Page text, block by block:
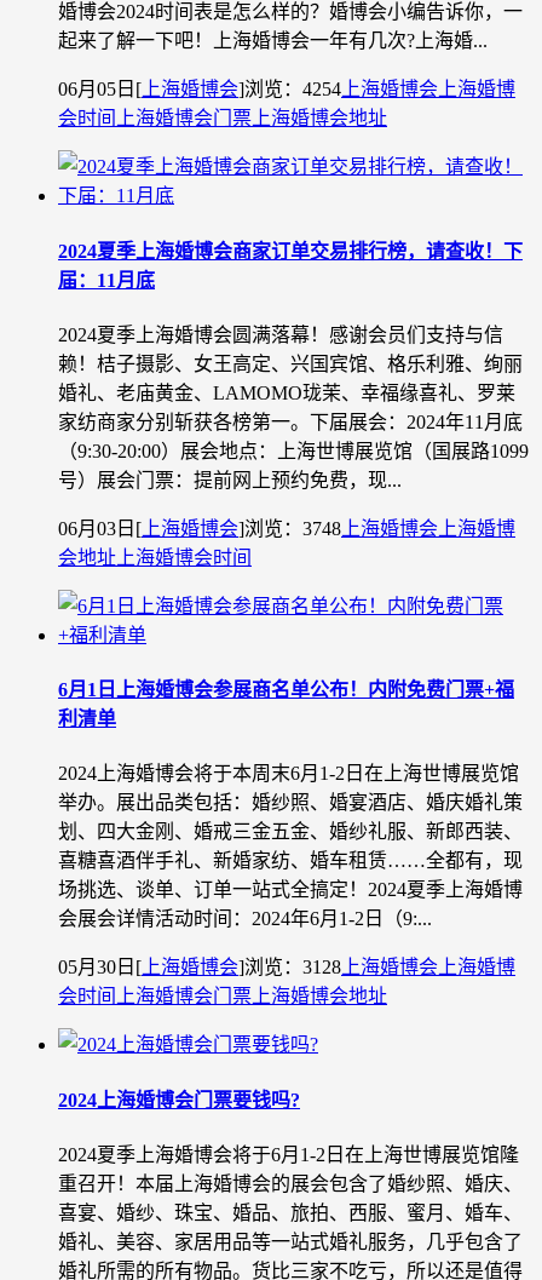
婚博会2024时间表是怎么样的？婚博会小编告诉你，一
起来了解一下吧！上海婚博会一年有几次?上海婚...
06月05日 [ 上海婚博会]浏览：4254 上海婚博会 上海婚博
会时间
上海婚博会门票 上海婚博会地址
2024夏季上海婚博会商家订单交易排行榜，请查收！下
届：11月底
2024夏季上海婚博会圆满落幕！感谢会员们支持与信
赖！桔子摄影、女王高定、兴国宾馆、格乐利雅、绚丽
婚礼、老庙黄金、LAMOMO珑茉、幸福缘喜礼、罗莱
家纺商家分别斩获各榜第一。下届展会：2024年11月底
（9:30-20:00）展会地点：上海世博展览馆（国展路1099
号）展会门票：提前网上预约免费，现...
06月03日 [ 上海婚博会]浏览：3748 上海婚博会 上海婚博
会地址 上海婚博会时间
6月1日上海婚博会参展商名单公布！内附免费门票+福
利清单
2024上海婚博会将于本周末6月1-2日在上海世博展览馆
举办。展出品类包括：婚纱照、婚宴酒店、婚庆婚礼策
划、四大金刚、婚戒三金五金、婚纱礼服、新郎西装、
喜糖喜酒伴手礼、新婚家纺、婚车租赁……全都有，现
场挑选、谈单、订单一站式全搞定！2024夏季上海婚博
会展会详情活动时间：2024年6月1-2日（9:...
05月30日 [ 上海婚博会]浏览：3128 上海婚博会 上海婚博
会时间
上海婚博会门票 上海婚博会地址
2024上海婚博会门票要钱吗?
2024夏季上海婚博会将于6月1-2日在上海世博展览馆隆
重召开！本届上海婚博会的展会包含了婚纱照、婚庆、
喜宴、婚纱、珠宝、婚品、旅拍、西服、蜜月、婚车、
婚礼、美容、家居用品等一站式婚礼服务，几乎包含了
婚礼所需的所有物品。货比三家不吃亏，所以还是值得